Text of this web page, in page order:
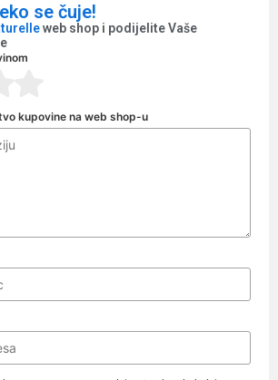
se čuje!
web shop i podijelite Vaše
kupovine na web shop-u